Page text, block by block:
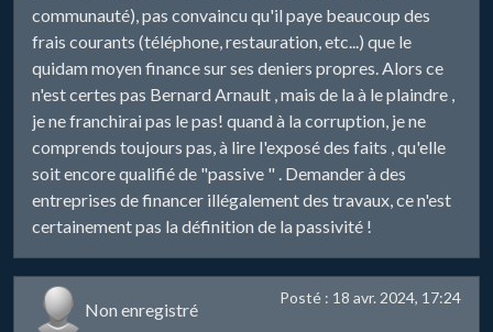
communauté), pas convaincu qu'il paye beaucoup des
frais courants (téléphone, restauration, etc...) que le
quidam moyen finance sur ses deniers propres. Alors ce
n'est certes pas Bernard Arnault , mais de la à le plaindre ,
je ne franchirai pas le pas! quand à la corruption, je ne
comprends toujours pas, à lire l'exposé des faits , qu'elle
soit encore qualifié de "passive " . Demander à des
entreprises de financer illégalement des travaux, ce n'est
certainement pas la définition de la passivité !
Non enregistré
Posté : 18 avr. 2024, 17:24